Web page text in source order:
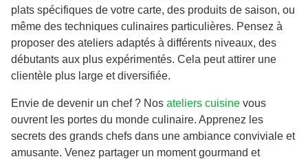
plats spécifiques de votre carte, des produits de saison, ou
même des techniques culinaires particulières. Pensez à
proposer des ateliers adaptés à différents niveaux, des
débutants aux plus expérimentés. Cela peut attirer une
clientèle plus large et diversifiée.
Envie de devenir un chef ? Nos ateliers cuisine vous
ouvrent les portes du monde culinaire. Apprenez les
secrets des grands chefs dans une ambiance conviviale et
amusante. Venez partager un moment gourmand et